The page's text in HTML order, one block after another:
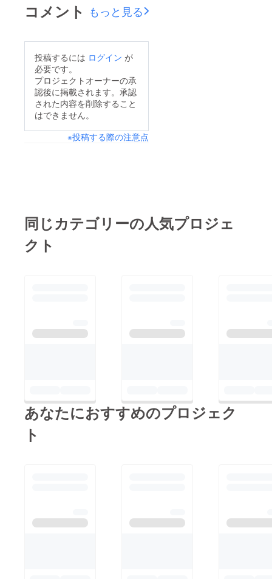
コメント もっと見る
投稿するには ログイン が
必要です。
プロジェクトオーナーの承
認後に掲載されます。承認
された内容を削除すること
はできません。
※投稿する際の注意点
同じカテゴリーの人気プロジェ
クト
あなたにおすすめのプロジェク
ト